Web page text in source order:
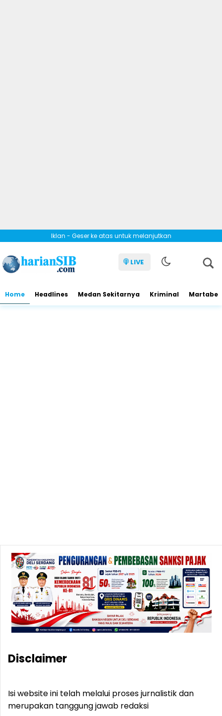
Iklan - Geser ke atas untuk melanjutkan
LIVE
Home Headlines Medan Sekitarnya Kriminal Martabe
Disclaimer
Isi website ini telah melalui proses jurnalistik dan
merupakan tanggung jawab redaksi